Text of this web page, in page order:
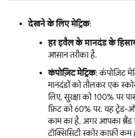
देखने के लिए मेट्रिक:
हर इवैल के मानदंड के
आसान तरीका है.
कंपोज़िट मेट्रिक: कंपोज़िट
मानदंडों को तौलकर एक
लिए, सुरक्षा को 100% पर
फ़िट को 60% पर. यह
काम का है. अगर आपका ब्रैंड
टॉक्सिसिटी स्कोर काफ़ी कम